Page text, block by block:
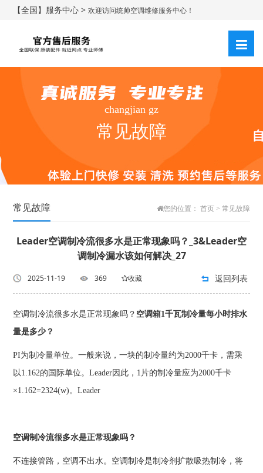
【全国】服务中心 >欢迎访问统帅空调维修服务中心！
changjian gz
常见故障
常见故障 您的位置： 首页> 常见故障
Leader空调制冷流很多水是正常现象吗？_3&Leader空
调制冷漏水该如何解决_27
2025-11-19 369 收藏 返回列表
空调制冷流很多水是正常现象吗？ 空调箱1千瓦制冷量每小时排水
量是多少？
PI为制冷量单位。一般来说，一块的制冷量约为2000千卡，需乘
以1.162的国际单位。Leader因此，1片的制冷量应为2000千卡
×1.162=2324(w)。Leader
空调制冷流很多水是正常现象吗？
不连接管路，空调不出水。空调制冷是制冷剂扩散吸热制冷，将